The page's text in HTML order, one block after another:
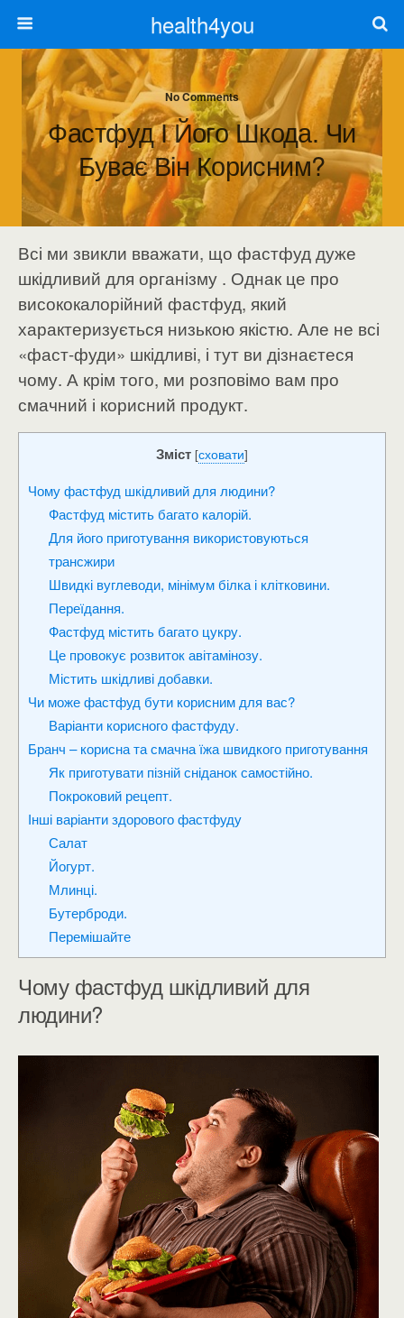
health4you
No Comments
Фастфуд І Його Шкода. Чи
Буває Він Корисним?
Всі ми звикли вважати, що фастфуд дуже
шкідливий для організму . Однак це про
висококалорійний фастфуд, який
характеризується низькою якістю. Але не всі
«фаст-фуди» шкідливі, і тут ви дізнаєтеся
чому. А крім того, ми розповімо вам про
смачний і корисний продукт.
Зміст [сховати]
Чому фастфуд шкідливий для людини?
Фастфуд містить багато калорій.
Для його приготування використовуються
трансжири
Швидкі вуглеводи, мінімум білка і клітковини.
Переїдання.
Фастфуд містить багато цукру.
Це провокує розвиток авітамінозу.
Містить шкідливі добавки.
Чи може фастфуд бути корисним для вас?
Варіанти корисного фастфуду.
Бранч – корисна та смачна їжа швидкого приготування
Як приготувати пізній сніданок самостійно.
Покроковий рецепт.
Інші варіанти здорового фастфуду
Салат
Йогурт.
Млинці.
Бутерброди.
Перемішайте
Чому фастфуд шкідливий для
людини?